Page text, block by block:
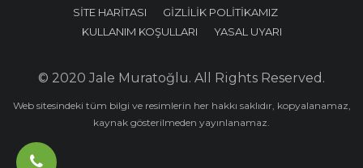
SİTE HARİTASI
GİZLİLİK POLİTİKAMIZ
KULLANIM KOŞULLARI
YASAL UYARI
© 2020 Jale Muratoğlu. All Rights Reserved.
Web sitesindeki tüm bilgi ve resimlerin her hakkı saklıdır, kopyalanamaz,
kaynak gösterilmeden yayınlanamaz.